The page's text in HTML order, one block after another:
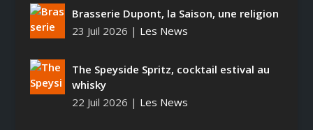
Brasserie Dupont, la Saison, une religion
23 Juil 2026 | Les News
The Speyside Spritz, cocktail estival au
whisky
22 Juil 2026 | Les News